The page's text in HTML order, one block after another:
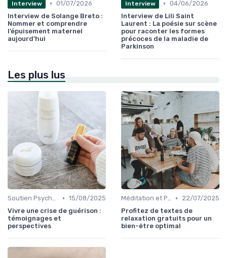
Interview • 01/07/2026
Interview de Solange Breto :
Nommer et comprendre
l’épuisement maternel
aujourd’hui
Interview • 04/06/2026
Interview de Lili Saint
Laurent : La poésie sur scène
pour raconter les formes
précoces de la maladie de
Parkinson
Les plus lus
Soutien Psychologique et Thérapies • 15/08/2025
Vivre une crise de guérison :
témoignages et
perspectives
Méditation et Pleine Conscience •
22/07/2025
Profitez de textes de
relaxation gratuits pour un
bien-être optimal